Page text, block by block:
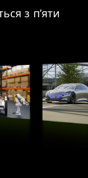
з п’яти